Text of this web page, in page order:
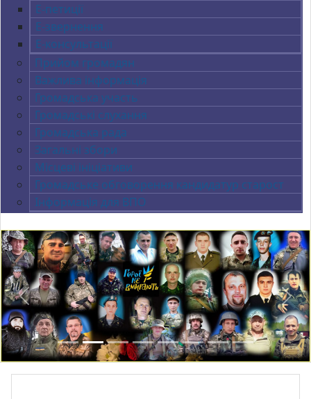
Е-петиції
Е-звернення
Е-консультації
Прийом громадян
Важлива інформація
Громадська участь
Громадські слухання
Громадська рада
Загальні збори
Місцеві ініціативи
Громадське обговорення кандидатур старост
Інформація для ВПО
Previous Next